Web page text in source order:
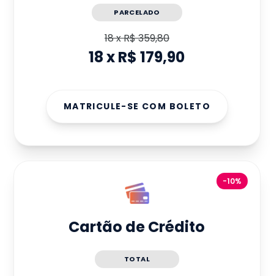
PARCELADO
18xR$ 359,80
18xR$ 179,90
MATRICULE-SE COM BOLETO
-10%
Cartão de Crédito
TOTAL